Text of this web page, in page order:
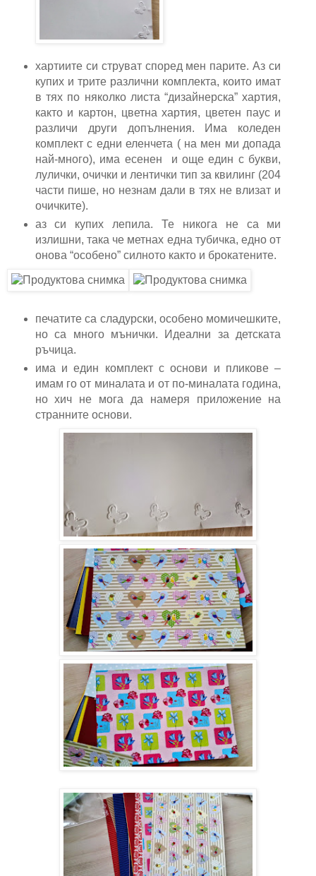
хартиите си струват според мен парите. Аз си
купих и трите различни комплекта, които имат
в тях по няколко листа “дизайнерска” хартия,
както и картон, цветна хартия, цветен паус и
различи други допълнения. Има коледен
комплект с едни еленчета ( на мен ми допада
най-много), има есенен и още един с букви,
лулички, очички и лентички тип за квилинг (204
части пише, но незнам дали в тях не влизат и
очичките).
аз си купих лепила. Те никога не са ми
излишни, така че метнах една тубичка, едно от
онова “особено” силното както и брокатените.
печатите са сладурски, особено момичешките,
но са много мънички. Идеални за детската
ръчица.
има и един комплект с основи и пликове –
имам го от миналата и от по-миналата година,
но хич не мога да намеря приложение на
странните основи.